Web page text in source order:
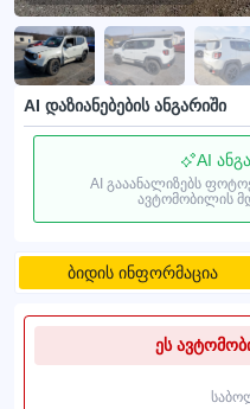
AI დაზიანებების ანგარიში
AI
AI გააანალიზებს
ავტომობილის
ბიდის ინფორმაცია
ეს